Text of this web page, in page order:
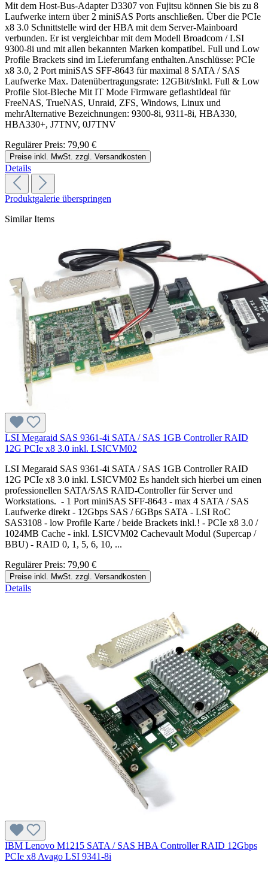
Mit dem Host-Bus-Adapter D3307 von Fujitsu können Sie bis zu 8
Laufwerke intern über 2 miniSAS Ports anschließen. Über die PCIe
x8 3.0 Schnittstelle wird der HBA mit dem Server-Mainboard
verbunden. Er ist vergleichbar mit dem Modell Broadcom / LSI
9300-8i und mit allen bekannten Marken kompatibel. Full und Low
Profile Brackets sind im Lieferumfang enthalten.Anschlüsse: PCIe
x8 3.0, 2 Port miniSAS SFF-8643 für maximal 8 SATA / SAS
Laufwerke Max. Datenübertragungsrate: 12GBit/sInkl. Full & Low
Profile Slot-Bleche Mit IT Mode Firmware geflashtIdeal für
FreeNAS, TrueNAS, Unraid, ZFS, Windows, Linux und
mehrAlternative Bezeichnungen: 9300-8i, 9311-8i, HBA330,
HBA330+, J7TNV, 0J7TNV
Regulärer Preis: 79,90 €
Preise inkl. MwSt. zzgl. Versandkosten
Details
Produktgalerie überspringen
Similar Items
LSI Megaraid SAS 9361-4i SATA / SAS 1GB Controller RAID
12G PCIe x8 3.0 inkl. LSICVM02
LSI Megaraid SAS 9361-4i SATA / SAS 1GB Controller RAID
12G PCIe x8 3.0 inkl. LSICVM02 Es handelt sich hierbei um einen
professionellen SATA/SAS RAID-Controller für Server und
Workstations. - 1 Port miniSAS SFF-8643 - max 4 SATA / SAS
Laufwerke direkt - 12Gbps SAS / 6GBps SATA - LSI RoC
SAS3108 - low Profile Karte / beide Brackets inkl.! - PCIe x8 3.0 /
1024MB Cache - inkl. LSICVM02 Cachevault Modul (Supercap /
BBU) - RAID 0, 1, 5, 6, 10, ...
Regulärer Preis: 79,90 €
Preise inkl. MwSt. zzgl. Versandkosten
Details
IBM Lenovo M1215 SATA / SAS HBA Controller RAID 12Gbps
PCIe x8 Avago LSI 9341-8i